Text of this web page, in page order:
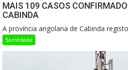
MAIS 109 CASOS
CABINDA
A província angolana de Cabinda
Sociedade